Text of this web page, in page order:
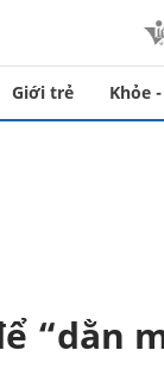
Giới trẻ Khỏe
“dằn